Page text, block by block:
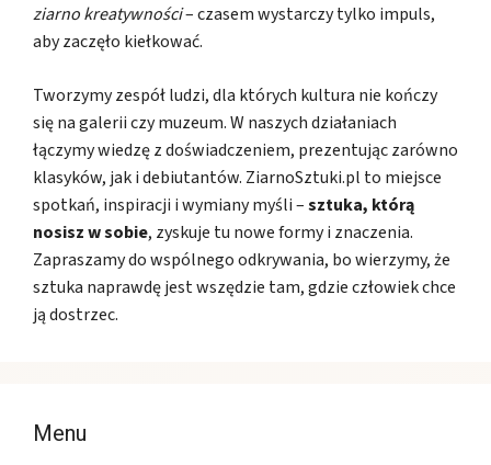
ziarno kreatywności– czasem wystarczy tylko impuls,
aby zaczęło kiełkować.
Tworzymy zespół ludzi, dla których kultura nie kończy
się na galerii czy muzeum. W naszych działaniach
łączymy wiedzę z doświadczeniem, prezentując zarówno
klasyków, jak i debiutantów. ZiarnoSztuki.pl to miejsce
spotkań, inspiracji i wymiany myśli –sztuka, którą
nosisz w sobie, zyskuje tu nowe formy i znaczenia.
Zapraszamy do wspólnego odkrywania, bo wierzymy, że
sztuka naprawdę jest wszędzie tam, gdzie człowiek chce
ją dostrzec.
Menu